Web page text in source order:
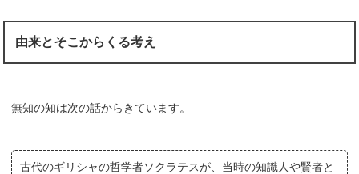
由来とそこからくる考え
無知の知は次の話からきています。
古代のギリシャの哲学者ソクラテスが、当時の知識人や賢者と